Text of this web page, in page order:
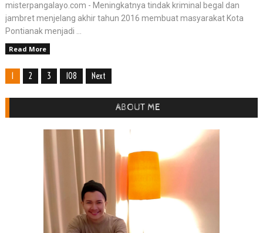
misterpangalayo.com - Meningkatnya tindak kriminal begal dan
jambret menjelang akhir tahun 2016 membuat masyarakat Kota
Pontianak menjadi ...
Read More
1 2 3 108 Next
ABOUT ME